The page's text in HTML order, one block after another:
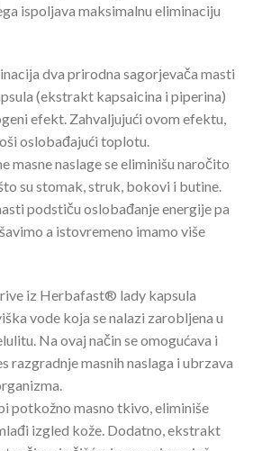
ispoljava maksimalnu eliminaciju
dva prirodna sagorjevača masti
(ekstrakt kapsaicina i piperina)
efekt. Zahvaljujući ovom efektu,
oslobađajući toplotu.
masne naslage se eliminišu naročito
su stomak, struk, bokovi i butine.
podstiču oslobađanje energije pa
a istovremeno imamo više
iz Herbafast® lady kapsula
vode koja se nalazi zarobljena u
Na ovaj način se omogućava i
razgradnje masnih naslaga i ubrzava
potkožno masno tkivo, eliminiše
izgled kože. Dodatno, ekstrakt